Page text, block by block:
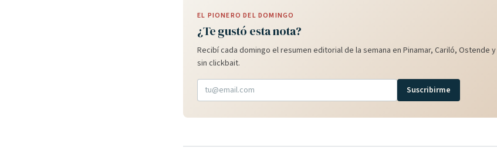
EL PIONERO DEL DOMINGO
¿Te gustó esta nota?
Recibí cada domingo el resumen editorial de la semana en Pinamar, Cariló, Ostende y
sin clickbait.
Suscribirme